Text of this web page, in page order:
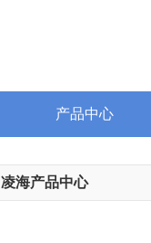
产品中心
凌海产品中心